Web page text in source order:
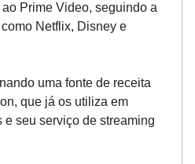
Prime Video, seguindo a
Netflix, Disney e
uma fonte de receita
que já os utiliza em
seu serviço de streaming